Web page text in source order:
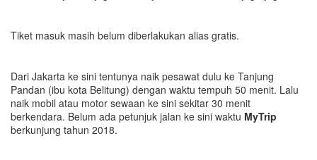
Tiket masuk masih belum diberlakukan alias gratis.
Dari Jakarta ke sini tentunya naik pesawat dulu ke Tanjung
Pandan (ibu kota Belitung) dengan waktu tempuh 50 menit. Lalu
naik mobil atau motor sewaan ke sini sekitar 30 menit
berkendara. Belum ada petunjuk jalan ke sini waktu MyTrip
berkunjung tahun 2018.